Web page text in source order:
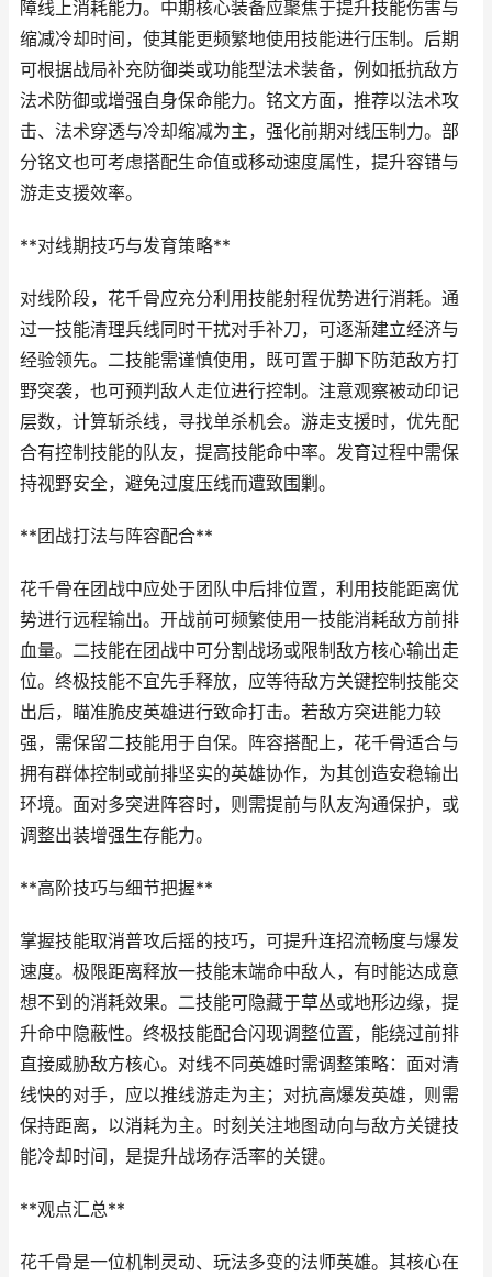
障线上消耗能力。中期核心装备应聚焦于提升技能伤害与
缩减冷却时间，使其能更频繁地使用技能进行压制。后期
可根据战局补充防御类或功能型法术装备，例如抵抗敌方
法术防御或增强自身保命能力。铭文方面，推荐以法术攻
击、法术穿透与冷却缩减为主，强化前期对线压制力。部
分铭文也可考虑搭配生命值或移动速度属性，提升容错与
游走支援效率。
**对线期技巧与发育策略**
对线阶段，花千骨应充分利用技能射程优势进行消耗。通
过一技能清理兵线同时干扰对手补刀，可逐渐建立经济与
经验领先。二技能需谨慎使用，既可置于脚下防范敌方打
野突袭，也可预判敌人走位进行控制。注意观察被动印记
层数，计算斩杀线，寻找单杀机会。游走支援时，优先配
合有控制技能的队友，提高技能命中率。发育过程中需保
持视野安全，避免过度压线而遭致围剿。
**团战打法与阵容配合**
花千骨在团战中应处于团队中后排位置，利用技能距离优
势进行远程输出。开战前可频繁使用一技能消耗敌方前排
血量。二技能在团战中可分割战场或限制敌方核心输出走
位。终极技能不宜先手释放，应等待敌方关键控制技能交
出后，瞄准脆皮英雄进行致命打击。若敌方突进能力较
强，需保留二技能用于自保。阵容搭配上，花千骨适合与
拥有群体控制或前排坚实的英雄协作，为其创造安稳输出
环境。面对多突进阵容时，则需提前与队友沟通保护，或
调整出装增强生存能力。
**高阶技巧与细节把握**
掌握技能取消普攻后摇的技巧，可提升连招流畅度与爆发
速度。极限距离释放一技能末端命中敌人，有时能达成意
想不到的消耗效果。二技能可隐藏于草丛或地形边缘，提
升命中隐蔽性。终极技能配合闪现调整位置，能绕过前排
直接威胁敌方核心。对线不同英雄时需调整策略：面对清
线快的对手，应以推线游走为主；对抗高爆发英雄，则需
保持距离，以消耗为主。时刻关注地图动向与敌方关键技
能冷却时间，是提升战场存活率的关键。
**观点汇总**
花千骨是一位机制灵动、玩法多变的法师英雄。其核心在